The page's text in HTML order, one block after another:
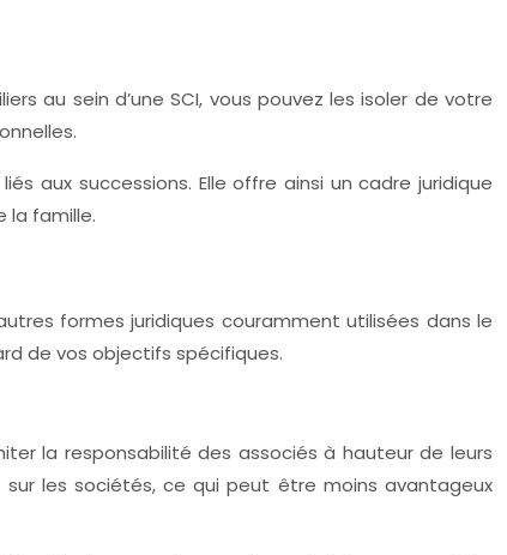
au sein d’une SCI, vous pouvez les isoler de votre
aux successions. Elle offre ainsi un cadre juridique
la famille.
formes juridiques couramment utilisées dans le
de vos objectifs spécifiques.
la responsabilité des associés à hauteur de leurs
les sociétés, ce qui peut être moins avantageux